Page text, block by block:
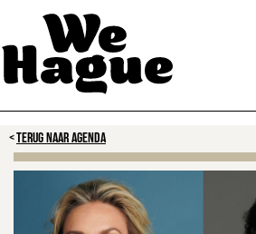
TERUG NAAR AGENDA